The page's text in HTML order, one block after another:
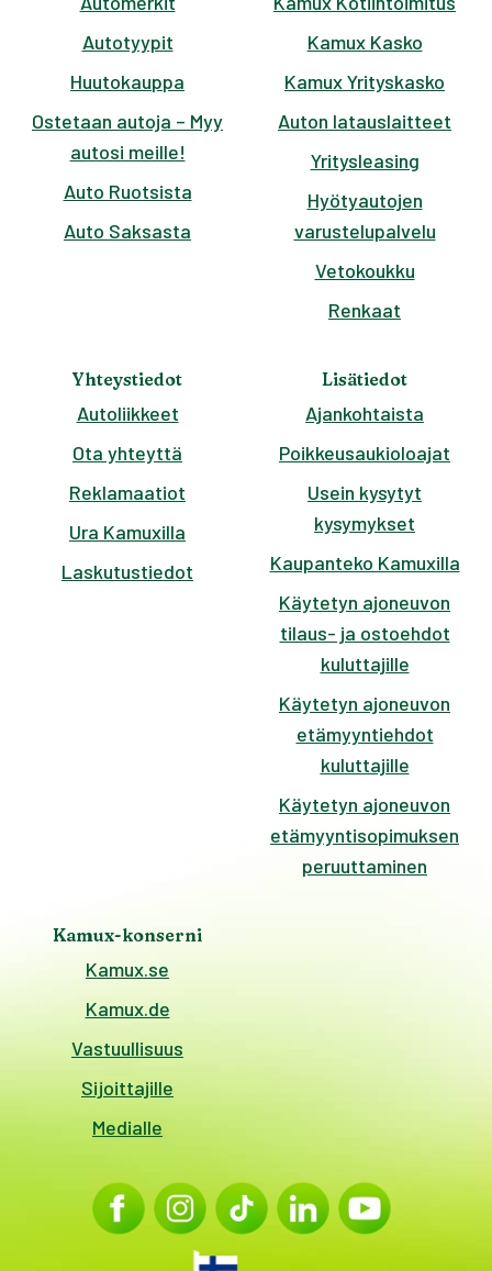
Autotyypit
Huutokauppa
Ostetaan autoja – Myy
autosi meille!
Auto Ruotsista
Auto Saksasta
Kamux Kasko
Kamux Yrityskasko
Auton latauslaitteet
Yritysleasing
Hyötyautojen
varustelupalvelu
Vetokoukku
Renkaat
Yhteystiedot
Autoliikkeet
Ota yhteyttä
Reklamaatiot
Ura Kamuxilla
Laskutustiedot
Lisätiedot
Ajankohtaista
Poikkeusaukioloajat
Usein kysytyt
kysymykset
Kaupanteko Kamuxilla
Käytetyn ajoneuvon
tilaus- ja ostoehdot
kuluttajille
Käytetyn ajoneuvon
etämyyntiehdot
kuluttajille
Käytetyn ajoneuvon
etämyyntisopimuksen
peruuttaminen
Kamux-konserni
Kamux.se
Kamux.de
Vastuullisuus
Sijoittajille
Medialle